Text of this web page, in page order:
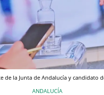
de la Junta de Andalucía y candidato
ANDALUCÍA